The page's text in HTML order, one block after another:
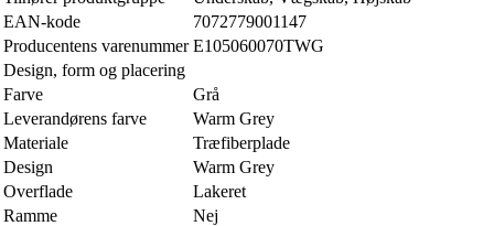
EAN-kode
7072779001147
Producentens varenummer E105060070TWG
Design, form og placering
Farve
Grå
Leverandørens farve
Warm Grey
Materiale
Træfiberplade
Design
Warm Grey
Overflade
Lakeret
Ramme
Nej